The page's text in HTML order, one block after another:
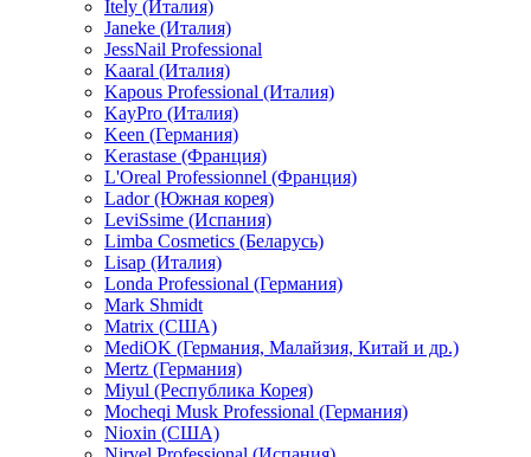
Itely (Италия)
Janeke (Италия)
JessNail Professional
Kaaral (Италия)
Kapous Professional (Италия)
KayPro (Италия)
Keen (Германия)
Kerastase (Франция)
L'Oreal Professionnel (Франция)
Lador (Южная корея)
LeviSsime (Испания)
Limba Cosmetics (Беларусь)
Lisap (Италия)
Londa Professional (Германия)
Mark Shmidt
Matrix (США)
MediOK (Германия, Малайзия, Китай и др.)
Mertz (Германия)
Miyul (Республика Корея)
Mocheqi Musk Professional (Германия)
Nioxin (США)